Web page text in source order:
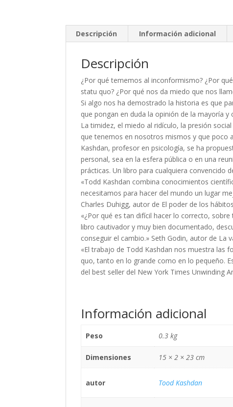
Descripción Información adicional
Descripción
¿Por qué tememos al inconformismo? ¿Por
statu quo? ¿Por qué nos da miedo que nos
Si algo nos ha demostrado la historia es que
que pongan en duda la opinión de la mayoría y
La timidez, el miedo al ridículo, la presión
que tenemos en nosotros mismos y que poco
Kashdan, profesor en psicología, se ha
personal, sea en la esfera pública o en una
prácticas. Un libro para cualquiera convencido
«Todd Kashdan combina conocimientos
necesitamos para hacer del mundo un lugar
Charles Duhigg, autor de El poder de los hábitos
«¿Por qué es tan difícil hacer lo correcto,
libro cautivador y muy bien documentado,
conseguir el cambio.» Seth Godin, autor de La
«El trabajo de Todd Kashdan nos muestra las
quo, tanto en lo grande como en lo pequeño.
del best seller del New York Times Unwinding
Información adicional
Peso 0.3 kg
Dimensiones 15 × 2 × 23 cm
autor Tood Kashdan